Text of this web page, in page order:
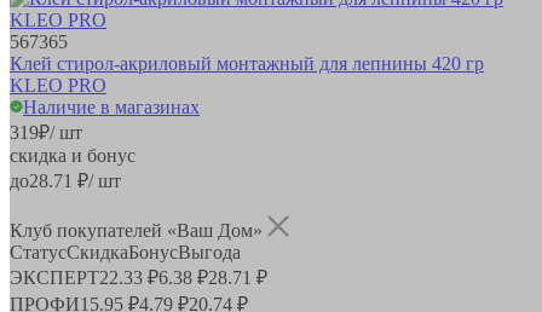
567365
Клей стирол-акриловый монтажный для лепнины 420 гр
KLEO PRO
Наличие в магазинах
319₽/ шт
скидка и бонус
до28.71 ₽/ шт
Клуб покупателей «Ваш Дом»
СтатусСкидкаБонусВыгода
ЭКСПЕРТ22.33 ₽6.38 ₽28.71 ₽
ПРОФИ15.95 ₽4.79 ₽20.74 ₽